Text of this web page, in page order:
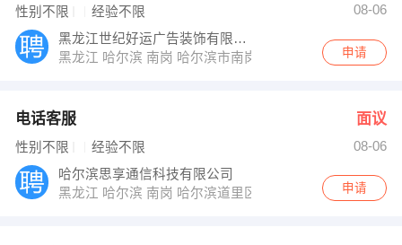
性别不限 经验不限
08-06
黑龙江世纪好运广告装饰有限公司
黑龙江 哈尔滨 南岗 哈尔滨市南岗区富水路99-3号申请
电话客服 面议
性别不限 经验不限
08-06
哈尔滨思享通信科技有限公司
黑龙江 哈尔滨 南岗 哈尔滨道里区新阳路290号宏光大厦A
申请